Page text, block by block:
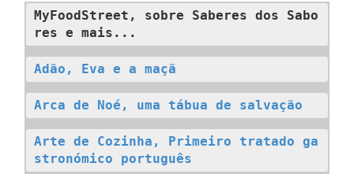
MyFoodStreet, sobre Saberes dos Sabo
res e mais...
Adão, Eva e a maçã
Arca de Noé, uma tábua de salvação
Arte de Cozinha, Primeiro tratado ga
stronómico português